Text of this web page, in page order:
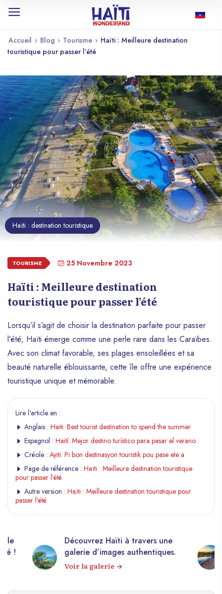
Accueil › Blog › Tourisme › Haïti : Meilleure destination
touristique pour passer l’été
Haïti : destination touristique
TOURISME 25 Novembre 2023
Haïti : Meilleure destination
touristique pour passer l’été
Lorsqu’il s’agit de choisir la destination parfaite pour passer
l’été, Haïti émerge comme une perle rare dans les Caraïbes.
Avec son climat favorable, ses plages ensoleillées et sa
beauté naturelle éblouissante, cette île offre une expérience
touristique unique et mémorable.
Lire l'article en :
Anglais : Haiti: Best tourist destination to spend the summer
Espagnol : Haití: Mejor destino turístico para pasar el verano
Créole : Ayiti: Pi bon destinasyon touristik pou pase ete a
Page de référence : Haïti : Meilleure destination touristique
pour passer l’été
Autre version : Haïti : Meilleure destination touristique pour
passer l’été
!
Découvrez Haïti à travers une
galerie d’images authentiques.
Voir la galerie